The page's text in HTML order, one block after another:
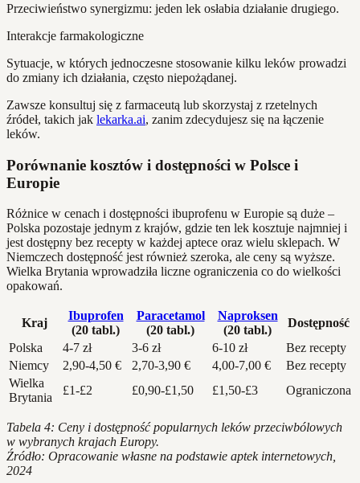
Przeciwieństwo synergizmu: jeden lek osłabia działanie drugiego.
Interakcje farmakologiczne
Sytuacje, w których jednoczesne stosowanie kilku leków prowadzi
do zmiany ich działania, często niepożądanej.
Zawsze konsultuj się z farmaceutą lub skorzystaj z rzetelnych
źródeł, takich jak lekarka.ai, zanim zdecydujesz się na łączenie
leków.
Porównanie kosztów i dostępności w Polsce i
Europie
Różnice w cenach i dostępności ibuprofenu w Europie są duże –
Polska pozostaje jednym z krajów, gdzie ten lek kosztuje najmniej i
jest dostępny bez recepty w każdej aptece oraz wielu sklepach. W
Niemczech dostępność jest również szeroka, ale ceny są wyższe.
Wielka Brytania wprowadziła liczne ograniczenia co do wielkości
opakowań.
Kraj
Ibuprofen
(20 tabl.)
Paracetamol
(20 tabl.)
Naproksen
(20 tabl.)
Dostępność
Polska
4-7 zł 3-6 zł 6-10 zł
Bez recepty
Niemcy
2,90-4,50 € 2,70-3,90 € 4,00-7,00 €
Bez recepty
Wielka
Brytania
£1-£2 £0,90-£1,50 £1,50-£3 Ograniczona
Tabela 4: Ceny i dostępność popularnych leków przeciwbólowych
w wybranych krajach Europy.
Źródło: Opracowanie własne na podstawie aptek internetowych,
2024